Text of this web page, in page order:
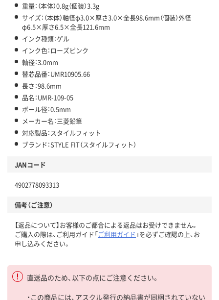
重量：（本体）0.8g（個装）3.3g
サイズ：（本体）軸径φ3.0×厚さ3.0×全長98.6mm（個装）外径
φ6.5×厚さ6.5×全長121.6mm
インク種類：ゲル
インク色：ローズピンク
軸径：3.0mm
替芯品番：UMR10905.66
長さ：98.6mm
品名：UMR-109-05
ボール径：0.5mm
メーカー名：三菱鉛筆
対応製品：スタイルフィット
ブランド：STYLE FIT（スタイルフィット）
JANコード
4902778093313
備考（ご注意）
【返品について】お客様のご都合による返品はお受けできません。
ご購入の際は、ご利用ガイド「ご利用ガイド 」を必ずご確認の上、お
申し込みください。
直送品のため、以下の点にご注意ください。
・この商品には、アスクル発行の納品書が同梱されていない